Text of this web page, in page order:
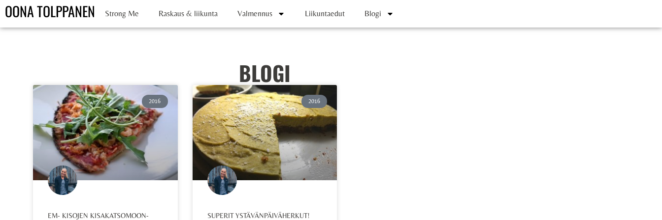
OONA TOLPPANEN Strong Me Raskaus & liikunta Valmennus Liikuntaedut Blogi
BLOGI
2016
EM- KISOJEN KISAKATSOMOON-
2016
SUPERIT YSTÄVÄNPÄIVÄHERKUT!